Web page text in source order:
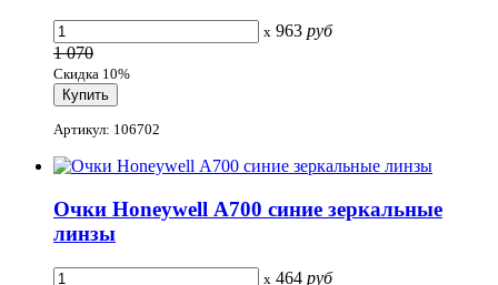
x 963 руб
1 070
Скидка 10%
Артикул: 106702
Очки Honeywell А700 синие зеркальные
линзы
x 464 руб